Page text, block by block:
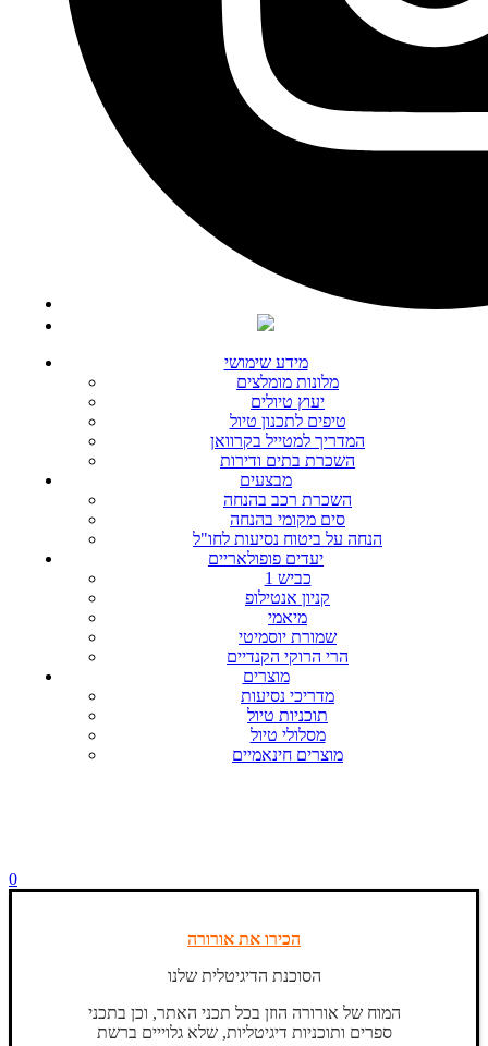
מידע שימושי
מלונות מומלצים
יעוץ טיולים
טיפים לתכנון טיול
המדריך למטייל בקרוואן
השכרת בתים ודירות
מבצעים
השכרת רכב בהנחה
סים מקומי בהנחה
הנחה על ביטוח נסיעות לחו"ל
יעדים פופולאריים
כביש 1
קניון אנטילופ
מיאמי
שמורת יוסמיטי
הרי הרוקי הקנדיים
מוצרים
מדריכי נסיעות
תוכניות טיול
מסלולי טיול
מוצרים חינאמיים
0
הכירו את אורורה
הסוכנת הדיגיטלית שלנו
המוח של אורורה הוזן בכל תכני האתר, וכן בתכני
ספרים ותוכניות דיגיטליות, שלא גלוייים ברשת